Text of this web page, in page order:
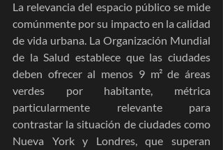
La relevancia del espacio público se mide
comúnmente por su impacto en la calidad
de vida urbana. La Organización Mundial
de la Salud establece que las ciudades
deben ofrecer al menos 9 m² de áreas
verdes por habitante, métrica
particularmente relevante para
contrastar la situación de ciudades como
Nueva York y Londres, que superan